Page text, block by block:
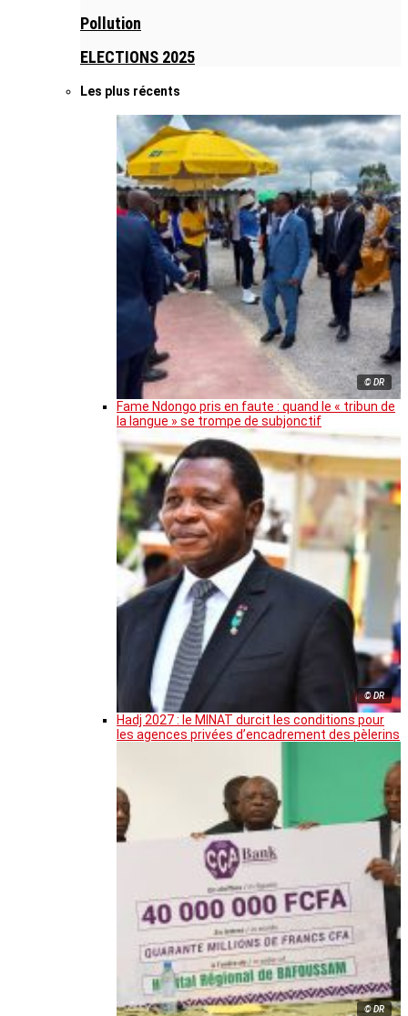
Pollution
ELECTIONS 2025
Les plus récents
© DR
Fame Ndongo pris en faute : quand le « tribun de
la langue » se trompe de subjonctif
© DR
Hadj 2027 : le MINAT durcit les conditions pour
les agences privées d’encadrement des pèlerins
© DR